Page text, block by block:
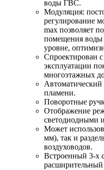
воды ГВС.
Модуляция:
регулирование
max позволяет
помещения воды
уровне,
Спроектирован
эксплуатации
многоэтажных
пламени.
Поворотные
Отображение
светодиодными
Может
мм), так и
воздуховодов.
Встроенный 3-х
расширительный